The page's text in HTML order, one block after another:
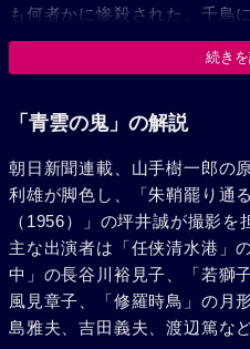
も何者かに惨殺された。千鳥
東吾。彼は以前、千鳥を襲っ
逃れ、且つその正体を天草屋
る萩江の弟綱次郎を逃れ、お
儀に千鳥は単身、屋敷に戻り
に追われ絶体絶命。だが現わ
業を悔いた萩江は自害。決戦
みせて和泉屋の寮に赴き、桜
にしようとした天草屋に迫る
杉山十三郎の正体を現わす。
江に生ませた子であった。彼
続き
「青雲の鬼」の解説
朝日新聞連載、山手樹一郎の
利雄が脚色し、「朱鞘罷り通
（1956）」の坪井誠が撮影を
主な出演者は「任侠清水港」
中」の長谷川裕見子、「若獅
風見章子、「修羅時鳥」の月
島雅夫、吉田義夫、渡辺篤など